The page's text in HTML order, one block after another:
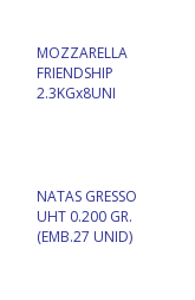
MOZZARELLA
FRIENDSHIP
2.3KGx8UNI
NATAS GRESSO
UHT 0.200 GR.
(EMB.27 UNID)